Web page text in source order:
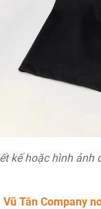
kế hoặc hình
Vũ Tân Company